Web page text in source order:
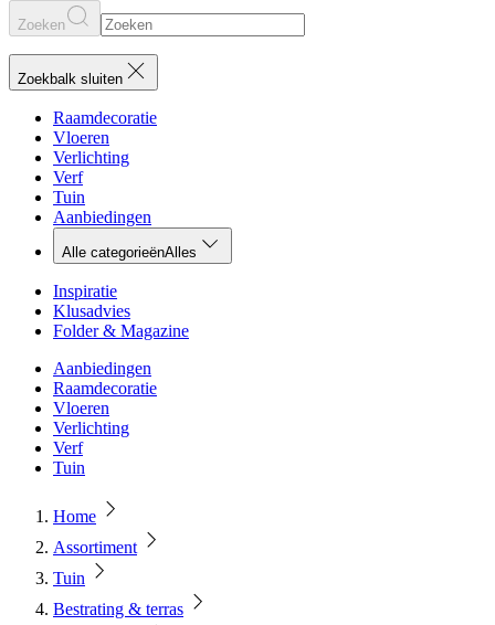
Zoeken
Zoekbalk sluiten
Raamdecoratie
Vloeren
Verlichting
Verf
Tuin
Aanbiedingen
Alle categorieënAlles
Inspiratie
Klusadvies
Folder & Magazine
Aanbiedingen
Raamdecoratie
Vloeren
Verlichting
Verf
Tuin
Home
Assortiment
Tuin
Bestrating & terras